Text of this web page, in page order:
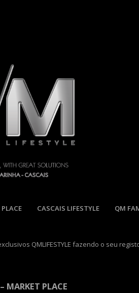
CASCAIS LIFESTYLE QM
QMLIFESTYLE fazendo o seu
MARKET PLACE